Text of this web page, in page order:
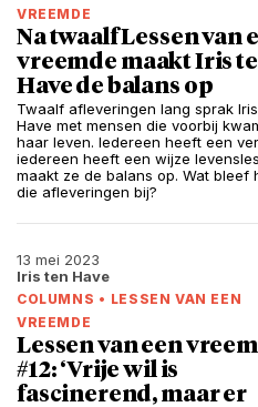
VREEMDE
Na twaalf Lessen van
vreemde maakt Iris
Have de balans op
Twaalf afleveringen lang sprak
Have met mensen die voorbij
haar leven. Iedereen heeft een
iedereen heeft een wijze
maakt ze de balans op. Wat bleef
die afleveringen bij?
13 mei 2023
Iris ten Have
COLUMNS • LESSEN VAN EEN
VREEMDE
Lessen van een
#12: ‘Vrije wil is
fascinerend, maar er